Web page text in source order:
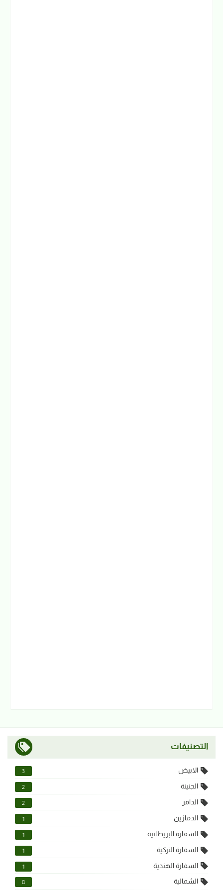
التصنيفات
الابيض 3
الجنينة 2
الدامر 2
الدمازين 1
السفارة البريطانية 1
السفارة التركية 1
السفارة الهندية 1
الشمالية 8